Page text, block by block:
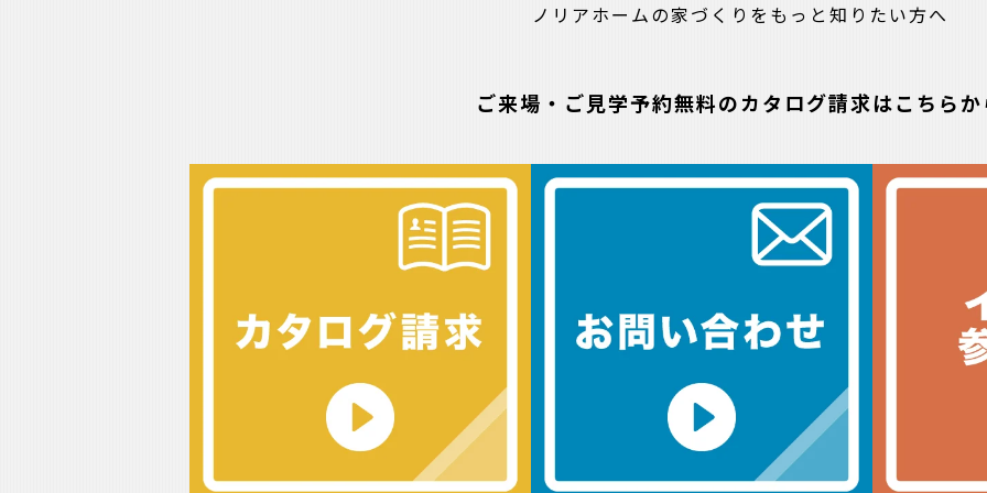
ノリアホームの家づくりをもっと知りたい方へ
ご来場・ご見学予約無料のカタログ請求はこちら